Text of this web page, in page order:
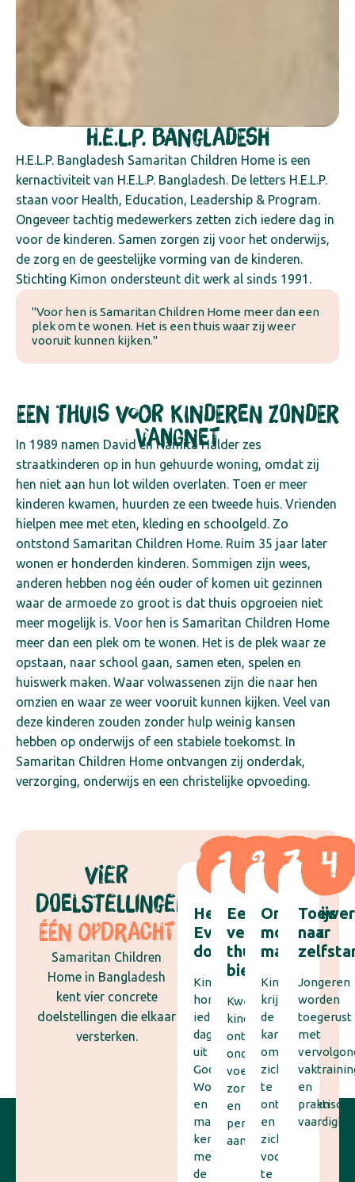
H.E.L.P. Bangladesh
H.E.L.P. Bangladesh Samaritan Children Home is een
kernactiviteit van H.E.L.P. Bangladesh. De letters H.E.L.P.
staan voor Health, Education, Leadership & Program.
Ongeveer tachtig medewerkers zetten zich iedere dag in
voor de kinderen. Samen zorgen zij voor het onderwijs,
de zorg en de geestelijke vorming van de kinderen.
Stichting Kimon ondersteunt dit werk al sinds 1991.
"Voor hen is Samaritan Children Home meer dan een
plek om te wonen. Het is een thuis waar zij weer
vooruit kunnen kijken."
Een thuis voor kinderen zonder
vangnet
In 1989 namen David en Namita Halder zes
straatkinderen op in hun gehuurde woning, omdat zij
hen niet aan hun lot wilden overlaten. Toen er meer
kinderen kwamen, huurden ze een tweede huis. Vrienden
hielpen mee met eten, kleding en schoolgeld. Zo
ontstond Samaritan Children Home. Ruim 35 jaar later
wonen er honderden kinderen. Sommigen zijn wees,
anderen hebben nog één ouder of komen uit gezinnen
waar de armoede zo groot is dat thuis opgroeien niet
meer mogelijk is. Voor hen is Samaritan Children Home
meer dan een plek om te wonen. Het is de plek waar ze
opstaan, naar school gaan, samen eten, spelen en
huiswerk maken. Waar volwassenen zijn die naar hen
omzien en waar ze weer vooruit kunnen kijken. Veel van
deze kinderen zouden zonder hulp weinig kansen
hebben op onderwijs of een stabiele toekomst. In
Samaritan Children Home ontvangen zij onderdak,
verzorging, onderwijs en een christelijke opvoeding.
VIER
DOELSTELLINGEN,
ÉÉN OPDRACHT
Samaritan Children
Home in Bangladesh
kent vier concrete
doelstellingen die elkaar
versterken.
Het
Evangelie
doorgeven
Kinderen
horen
iedere
dag
uit
Gods
Woord
en
maken
kennis
met
de
Een
veilig
thuis
bieden
Kwetsbare
kinderen
ontvangen
onderdak,
voeding,
zorg
en
persoonlijke
aandacht.
Onderwijs
mogelijk
maken
Kinderen
krijgen
de
kans
om
zich
te
ontwikkelen
en
zich
voor
te
naar
Jongeren
worden
toegerust
met
en
praktische